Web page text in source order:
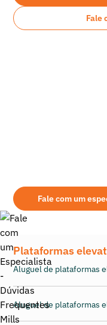
Fale
Fale com um
Plataformas
Aluguel de plataformas
Aluguel de plataformas